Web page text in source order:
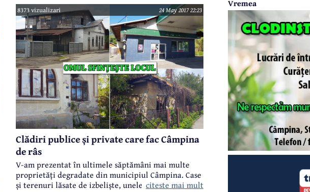
8373 vizualizari 24 May 2017 22:23
Clădiri publice și private care fac Câmpina
de râs
V-am prezentat în ultimele săptămâni mai multe
proprietăți degradate din municipiul Câmpina. Case
și terenuri lăsate de izbeliște, unele pline deciteste mai mult
Vremea